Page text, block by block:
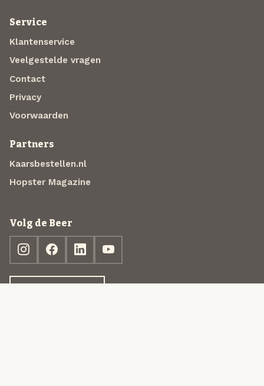
Service
Klantenservice
Veelgestelde vragen
Contact
Privacy
Voorwaarden
Partners
Kaarsbestellen.nl
Hopster Magazine
Volg de Beer